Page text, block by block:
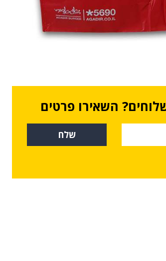
השאירו פרטים
שלח